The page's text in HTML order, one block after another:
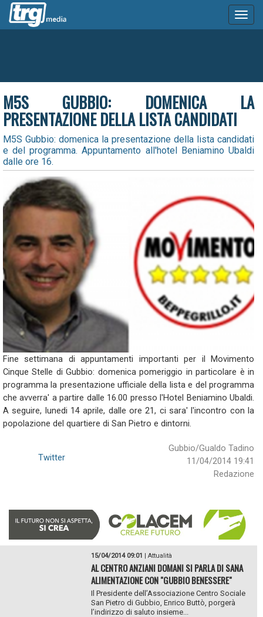
M5S GUBBIO: DOMENICA LA
PRESENTAZIONE DELLA LISTA CANDIDATI
M5S Gubbio: domenica la presentazione della lista candidati
e del programma. Appuntamento all'hotel Beniamino Ubaldi
dalle ore 16.
Fine settimana di appuntamenti importanti per il Movimento
Cinque Stelle di Gubbio: domenica pomeriggio in particolare è in
programma la presentazione ufficiale della lista e del programma
che avverra' a partire dalle 16.00 presso l'Hotel Beniamino Ubaldi.
A seguire, lunedi 14 aprile, dalle ore 21, ci sara' l'incontro con la
popolazione del quartiere di San Pietro e dintorni.
Gubbio/Gualdo Tadino
11/04/2014 19:41
Redazione
Twitter
15/04/2014 09:01 | Attualità
AL CENTRO ANZIANI DOMANI SI PARLA DI SANA
ALIMENTAZIONE CON "GUBBIO BENESSERE"
Il Presidente dell’Associazione Centro Sociale
San Pietro di Gubbio, Enrico Buttò, porgerà
l’indirizzo di saluto insieme...